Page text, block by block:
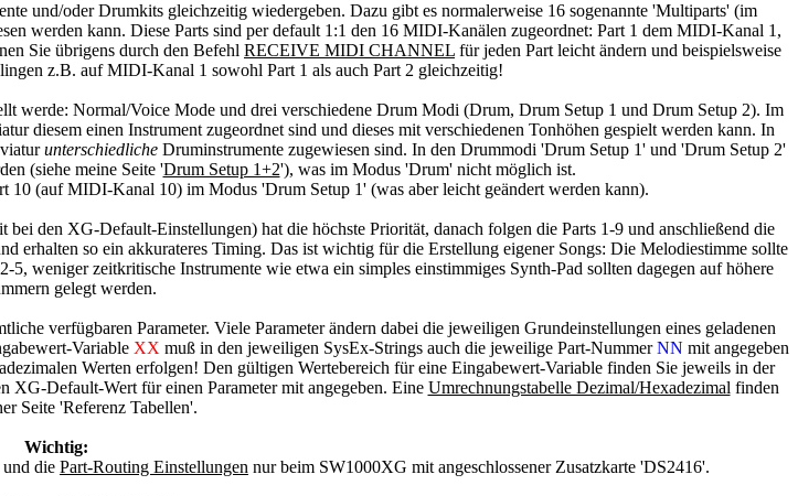
und/oder Drumkits gleichzeitig wiedergeben. Dazu gibt es normalerweise 16 sogenannte 'Multiparts' (im
werden kann. Diese Parts sind per default 1:1 den 16 MIDI-Kanälen zugeordnet: Part 1 dem MIDI-Kanal 1,
Sie übrigens durch den Befehl RECEIVE MIDI CHANNEL für jeden Part leicht ändern und beispielsweise
z.B. auf MIDI-Kanal 1 sowohl Part 1 als auch Part 2 gleichzeitig!
werde: Normal/Voice Mode und drei verschiedene Drum Modi (Drum, Drum Setup 1 und Drum Setup 2). Im
diesem einen Instrument zugeordnet sind und dieses mit verschiedenen Tonhöhen gespielt werden kann. In
unterschiedliche Druminstrumente zugewiesen sind. In den Drummodi 'Drum Setup 1' und 'Drum Setup 2'
(siehe meine Seite 'Drum Setup 1+2'), was im Modus 'Drum' nicht möglich ist.
(auf MIDI-Kanal 10) im Modus 'Drum Setup 1' (was aber leicht geändert werden kann).
den XG-Default-Einstellungen) hat die höchste Priorität, danach folgen die Parts 1-9 und anschließend die
erhalten so ein akkurateres Timing. Das ist wichtig für die Erstellung eigener Songs: Die Melodiestimme sollte
weniger zeitkritische Instrumente wie etwa ein simples einstimmiges Synth-Pad sollten dagegen auf höhere
gelegt werden.
verfügbaren Parameter. Viele Parameter ändern dabei die jeweiligen Grundeinstellungen eines geladenen
Variable XX muß in den jeweiligen SysEx-Strings auch die jeweilige Part-NummerNN mit angegeben
Werten erfolgen! Den gültigen Wertebereich für eine Eingabewert-Variable finden Sie jeweils in der
XG-Default-Wert für einen Parameter mit angegeben. Eine Umrechnungstabelle Dezimal/Hexadezimal finden
Seite 'Referenz Tabellen'.
Wichtig:
die Part-Routing Einstellungen nur beim SW1000XG mit angeschlossener Zusatzkarte 'DS2416'.